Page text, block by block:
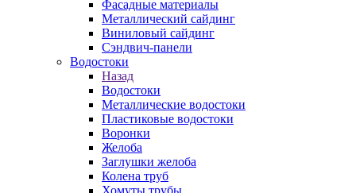
Фасадные материалы
Металлический сайдинг
Виниловый сайдинг
Сэндвич-панели
Водостоки
Назад
Водостоки
Металлические водостоки
Пластиковые водостоки
Воронки
Желоба
Заглушки желоба
Колена труб
Хомуты трубы